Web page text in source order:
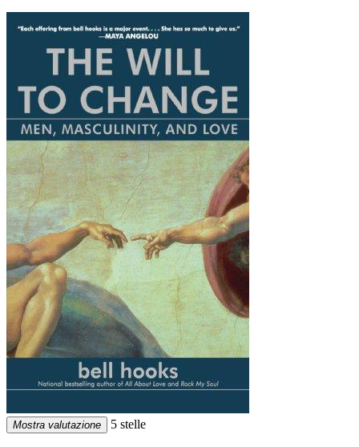
Mostra valutazione 5 stelle